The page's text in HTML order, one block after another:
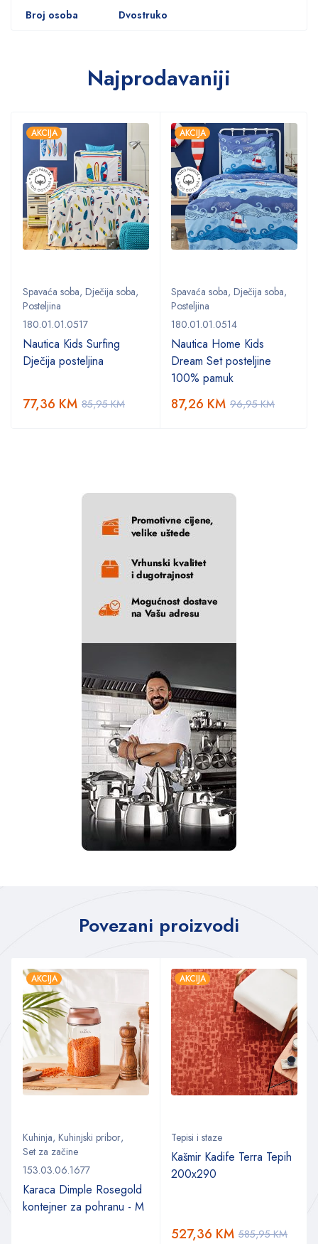
Broj osoba Dvostruko
Najprodavaniji
AKCIJA
Spavaća soba, Dječija soba,
Posteljina
180.01.01.0517
Nautica Kids Surfing
Dječija posteljina
85,95KM
77,36 KM
AKCIJA
Spavaća soba, Dječija soba,
Posteljina
180.01.01.0514
Nautica Home Kids
Dream Set posteljine
100% pamuk
96,95KM
87,26 KM
Povezani proizvodi
AKCIJA
Kuhinja, Kuhinjski pribor,
Set za začine
153.03.06.1677
Karaca Dimple Rosegold
kontejner za pohranu - M
AKCIJA
Tepisi i staze
Kašmir Kadife Terra Tepih
200x290
585,95KM
527,36 KM